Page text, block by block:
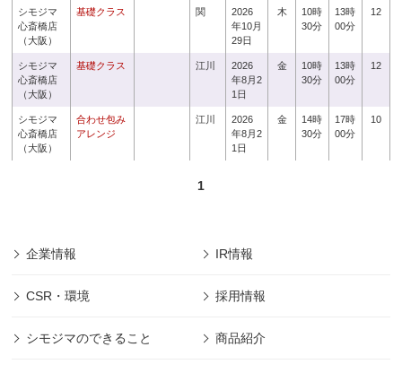
シモジマ
心斎橋店
（大阪）
基礎クラス 関
2026
年10月
29日
木
10時
30分
13時
00分
12
シモジマ
心斎橋店
（大阪）
基礎クラス 江川
2026
年8月2
1日
金
10時
30分
13時
00分
12
シモジマ
心斎橋店
（大阪）
合わせ包み
アレンジ
江川
2026
年8月2
1日
金
14時
30分
17時
00分
10
1
企業情報 IR情報
CSR・環境 採用情報
シモジマのできること 商品紹介